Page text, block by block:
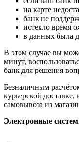
на карте
банк не
истекло время
в данных была
В этом случае вы
минут,
банк для решения
Безналичным
курьерской
самовывоза из
Электронные